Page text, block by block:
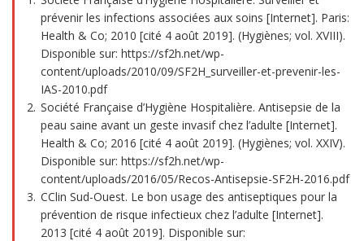
prévenir les infections associées aux soins [Internet]. Paris:
Health & Co; 2010 [cité 4 août 2019]. (Hygiènes; vol. XVIII).
Disponible sur: https://sf2h.net/wp-
content/uploads/2010/09/SF2H_surveiller-et-prevenir-les-
IAS-2010.pdf
Société Française d’Hygiène Hospitalière. Antisepsie de la
peau saine avant un geste invasif chez l’adulte [Internet].
Health & Co; 2016 [cité 4 août 2019]. (Hygiènes; vol. XXIV).
Disponible sur: https://sf2h.net/wp-
content/uploads/2016/05/Recos-Antisepsie-SF2H-2016.pdf
CClin Sud-Ouest. Le bon usage des antiseptiques pour la
prévention de risque infectieux chez l’adulte [Internet].
2013 [cité 4 août 2019]. Disponible sur: